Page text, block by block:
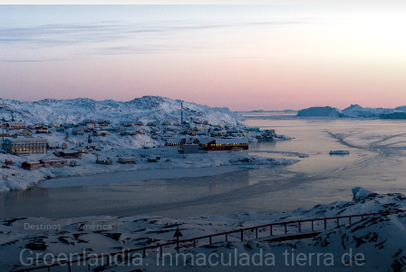
Destinos América
Groenlandia: inmaculada tierra de